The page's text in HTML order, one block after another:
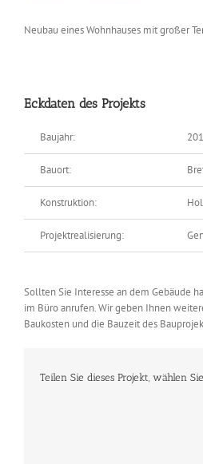
Neubau eines Wohnhauses mit großer
Eckdaten des Projekts
Baujahr:
Bauort:
Konstruktion:
Projektrealisierung:
Sollten Sie Interesse an dem Gebäude
im Büro anrufen. Wir geben Ihnen
Baukosten und die Bauzeit des
Teilen Sie dieses Projekt, wählen